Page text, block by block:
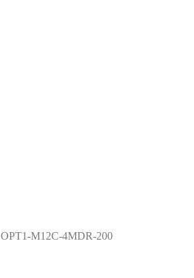
OPT1-M12C-4MDR-200